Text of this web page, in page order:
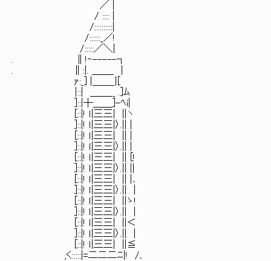
／ |
/ :::: |
/::::::::::|
/::::::_／!
/:::::／＼|
. ∥!‐-----┐
. ∥:|. ＿＿_ |
ｧ:_] |＿＿_|[
|::| ＿＿__ .]ﾑ
]::|┼＿＿]-ﾍi|
[::|! ｌ|三三| ||ヽ
]::|! ｌ|三三|〉.|| |
[::|! ｌ|三三| || |
]::|! ｌ|三三|〉.|| |
[::|! ｌ|三三| || [!
]::|! ｌ|三三|〉.|| ||
[::|! ｌ|三三| || |､
]::|! ｌ|三三|〉.|| |
[::|! ｌ|三三| ||ゝ!
]::|! ｌ|三三|〉.|| |
[::|! ｌ|三三| ||＜
]::|! ｌ|三三|〉.|| |
[::|! ｌ|三三| ||≦
,く:::::|=二二二ﾆ|! /、